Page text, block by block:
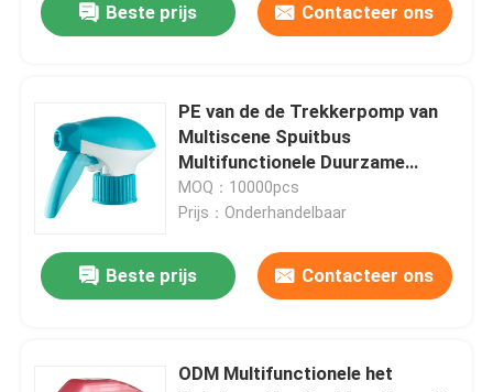
Beste prijs Contacteer ons
PE van de de Trekkerpomp van
Multiscene Spuitbus
Multifunctionele Duurzame
k108-1
MOQ：10000pcs
Prijs：Onderhandelbaar
Beste prijs Contacteer ons
ODM Multifunctionele het